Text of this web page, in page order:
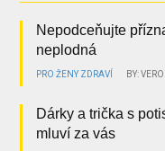
Nepodceňujte
neplodná
PRO ŽENY ZDRAVÍ BY:
Dárky a trička s
mluví za vás